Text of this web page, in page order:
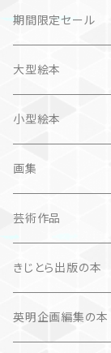
詩歌
文学（論）
仏語対訳絵本
写真集
作品＋エッセイ
カレンダー
画集
カレンダー
期間限定セール
大型絵本
小型絵本
画集
芸術作品
画集
作品集＋エッセイ
写真集
きじとら出版の本
英明企画編集の本